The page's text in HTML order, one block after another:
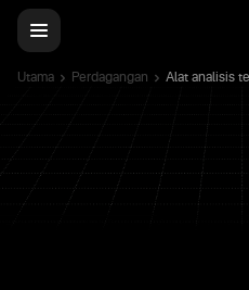
Utama Perdagangan Alat analisis